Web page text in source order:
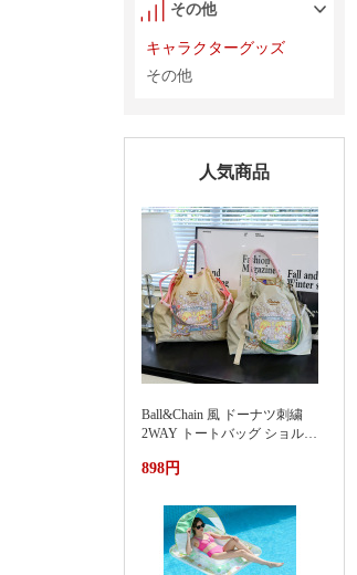
その他
キャラクターグッズ
その他
人気商品
Ball&Chain 風 ドーナツ刺繍
2WAY トートバッグ ショルダ
ッグ 大容量通勤カバン夏季新
搭通勤小众大容量单肩购物袋
898円